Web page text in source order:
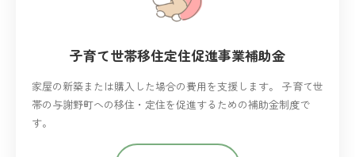
子育て世帯移住定住促進事業補助金
家屋の新築または購入した場合の費用を支援します。 子育て世
帯の与謝野町への移住・定住を促進するための補助金制度で
す。